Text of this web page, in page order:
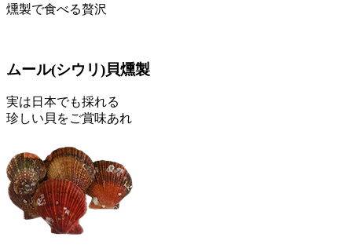
燻製で食べる贅沢
ムール(シウリ)貝燻製
実は日本でも採れる
珍しい貝をご賞味あれ